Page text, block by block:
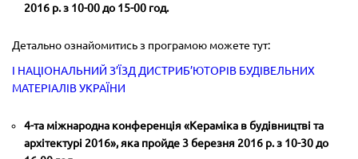
2016 р. з 10-00 до 15-00 год.
Детально ознайомитись з програмою можете тут:
І НАЦІОНАЛЬНИЙ З’ЇЗД ДИСТРИБ’ЮТОРІВ БУДІВЕЛЬНИХ
МАТЕРІАЛІВ УКРАЇНИ
4-та міжнародна конференція «Кераміка в будівництві та
архітектурі 2016», яка пройде 3 березня 2016 р. з 10-30 до